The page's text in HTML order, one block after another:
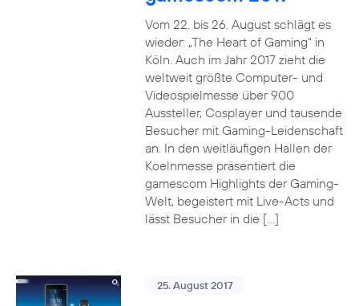
Vom 22. bis 26. August schlägt es
wieder: „The Heart of Gaming“ in
Köln. Auch im Jahr 2017 zieht die
weltweit größte Computer- und
Videospielmesse über 900
Aussteller, Cosplayer und tausende
Besucher mit Gaming-Leidenschaft
an. In den weitläufigen Hallen der
Koelnmesse präsentiert die
gamescom Highlights der Gaming-
Welt, begeistert mit Live-Acts und
lässt Besucher in die […]
25. August 2017